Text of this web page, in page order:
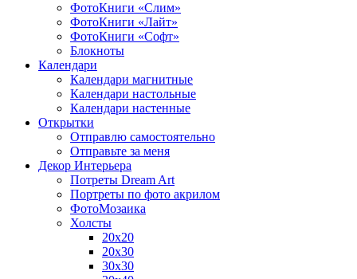
ФотоКниги «Слим»
ФотоКниги «Лайт»
ФотоКниги «Софт»
Блокноты
Календари
Календари магнитные
Календари настольные
Календари настенные
Открытки
Отправлю самостоятельно
Отправьте за меня
Декор Интерьера
Потреты Dream Art
Портреты по фото акрилом
ФотоМозаика
Холсты
20х20
20х30
30х30